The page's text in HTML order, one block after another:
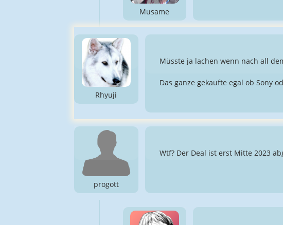
Musame
Rhyuji
Müsste ja lachen wenn nach all
Das ganze gekaufte egal ob Sony
progott
Wtf? Der Deal ist erst Mitte 2023